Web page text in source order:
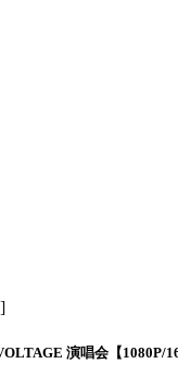
演唱会【1080P/